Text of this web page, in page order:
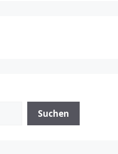
Suchen